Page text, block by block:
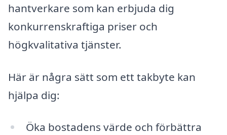
hantverkare som kan erbjuda dig
konkurrenskraftiga priser och
högkvalitativa tjänster.
Här är några sätt som ett takbyte kan
hjälpa dig:
Öka bostadens värde och förbättra